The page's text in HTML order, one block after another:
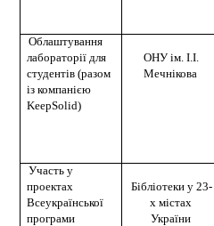
Облаштування
лабораторії для
студентів (разом
із компанією
KeepSolid)
ОНУ ім. І.І.
Мечнікова
Участь у
проектах
Всеукраїнської
програми
Бібліотеки у 23-
х містах
України